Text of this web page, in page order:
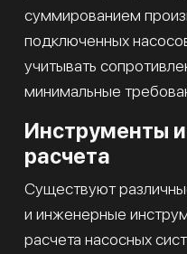
суммированием
подключенных
учитывать
минимальные
Инструменты
расчета
Существуют
и инженерные
расчета насосных